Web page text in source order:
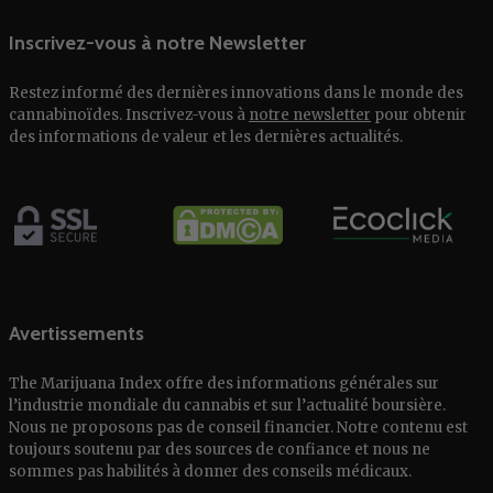
Inscrivez-vous à notre Newsletter
Restez informé des dernières innovations dans le monde des
cannabinoïdes. Inscrivez-vous à notre newsletter pour obtenir
des informations de valeur et les dernières actualités.
Avertissements
The Marijuana Index offre des informations générales sur
l’industrie mondiale du cannabis et sur l’actualité boursière.
Nous ne proposons pas de conseil financier. Notre contenu est
toujours soutenu par des sources de confiance et nous ne
sommes pas habilités à donner des conseils médicaux.